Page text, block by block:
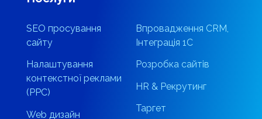
SEO просування
сайту
Налаштування
контекстної реклами
(PPC)
Web дизайн
Впровадження CRM,
Інтеграція 1С
Розробка сайтів
HR & Рекрутинг
Таргет